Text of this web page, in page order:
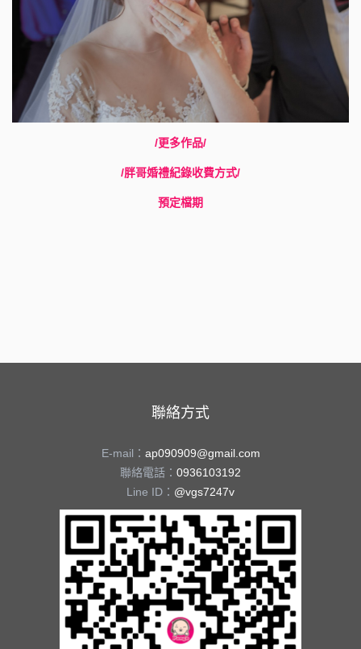
/更多作品/
/胖哥婚禮紀錄收費方式/
預定檔期
聯絡方式
E-mail： ap090909@gmail.com
聯絡電話： 0936103192
Line ID： @vgs7247v